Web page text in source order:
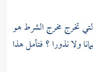
تخرج مخرج الشرط هو
ولا نذورا ؟ فتأمل هذا